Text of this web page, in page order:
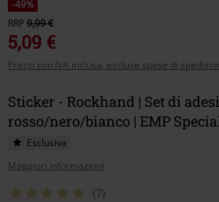
-49%
RRP9,99 €
5,09 €
Prezzi con IVA inclusa, escluse spese di
Sticker - Rockhand | Set di
rosso/nero/bianco | EMP
Esclusiva
Maggiori informazioni
(7)